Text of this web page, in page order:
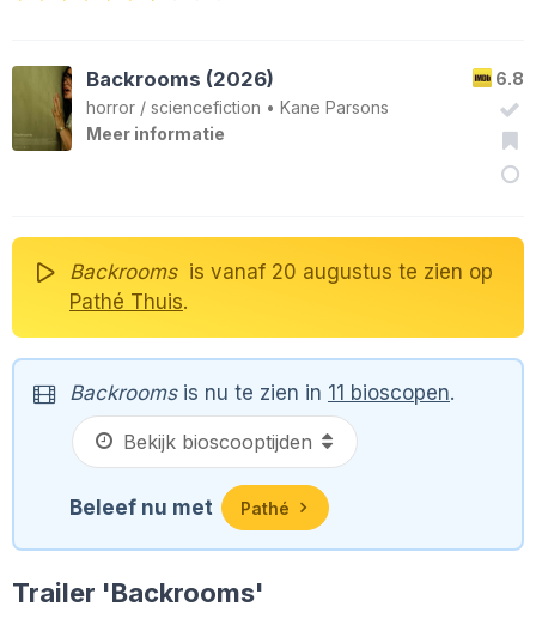
6.8
Backrooms (2026)
horror / sciencefiction • Kane Parsons
Meer informatie
Backrooms is vanaf 20 augustus te zien op
Pathé Thuis.
Backroomsis nu te zien in 11 bioscopen.
Beleef nu met Pathé
Trailer 'Backrooms'